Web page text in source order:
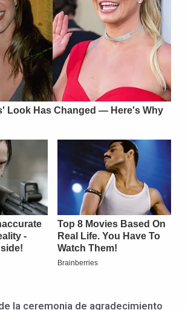
la ceremonia de agradecimiento